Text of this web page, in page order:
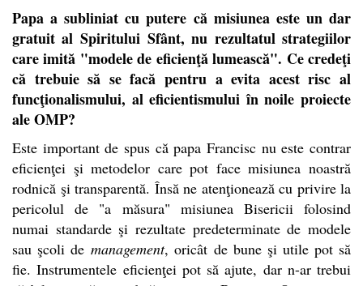
Papa a subliniat cu putere că misiunea este un dar
gratuit al SpirituluiSfânt, nu rezultatul strategiilor
care imită "modele de eficienţă lumească". Ce credeţi
că trebuie să se facă pentru a evita acest risc al
funcţionalismului, al eficientismului în noile proiecte
ale OMP?
Este important de spus că papa Francisc nu este contrar
eficienţei şi metodelor care pot face misiunea noastră
rodnică şi transparentă. Însă ne atenţionează cu privire la
pericolul de "a măsura" misiunea Bisericii folosind
numai standarde şi rezultate predeterminate de modele
sau şcoli demanagement, oricât de bune şi utile pot să
fie. Instrumentele eficienţei pot să ajute, dar n-ar trebui